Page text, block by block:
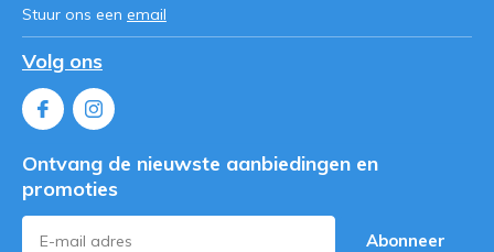
Stuur ons een email
Volg ons
Ontvang de nieuwste aanbiedingen en
promoties
Abonneer